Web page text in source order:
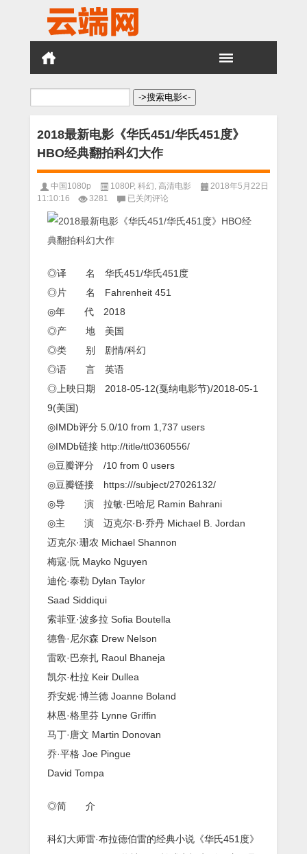
搜
2018最新电影《华氏451/华氏451度》
HBO经典翻拍科幻大作
中国1080p 1080P, 科幻 高清电影
2018年5月22日
11:10:16
3281
2018
新
氏
华
HBO
经
拍
大
作
已关闭评论
◎译 名 华氏451/华氏451度
◎片 名 Fahrenheit 451
◎年 代 2018
◎产 地 美国
◎类 别 剧情/科幻
◎语 言 英语
◎上映日期 2018-05-12(戛纳电影节)/2018-05-1
9(美国)
◎IMDb评分 5.0/10 from 1,737 users
◎IMDb链接 http://title/tt0360556/
◎豆瓣评分 /10 from 0 users
◎豆瓣链接 https:///subject/27026132/
◎导 演 拉敏·巴哈尼 Ramin Bahrani
◎主 演 迈克尔·B·乔丹 Michael B. Jordan
迈克尔·珊农 Michael Shannon
梅寇·阮 Mayko Nguyen
迪伦·泰勒 Dylan Taylor
Saad Siddiqui
索菲亚·波多拉 Sofia Boutella
德鲁·尼尔森 Drew Nelson
雷欧·巴奈扎 Raoul Bhaneja
凯尔·杜拉 Keir Dullea
乔安妮·博兰德 Joanne Boland
林恩·格里芬 Lynne Griffin
马丁·唐文 Martin Donovan
乔·平格 Joe Pingue
David Tompa
◎简 介
科幻大师雷·布拉德伯雷的经典小说《华氏451度》